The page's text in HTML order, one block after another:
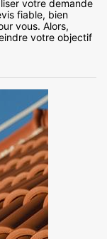
votre demande
fiable, bien
vous. Alors,
votre objectif